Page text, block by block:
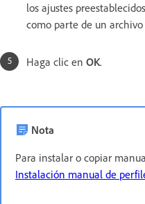
los ajustes
como parte de un archivo
Haga clic en OK.
Nota
Para instalar o copiar
Instalación manual de